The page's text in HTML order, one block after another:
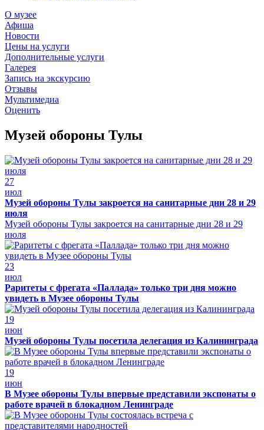
О музее
Афиша
Новости
Цены на услуги
Дополнительные услуги
Галерея
Запись на экскурсию
Отзывы
Мультимедиа
Оценить
Музей обороны Тулы
27
июл
Музей обороны Тулы закроется на санитарные дни 28 и 29
июля
Музей обороны Тулы закроется на санитарные дни 28 и 29
июля
23
июл
Раритеты с фрегата «Паллада» только три дня можно
увидеть в Музее обороны Тулы
19
июн
Музей обороны Тулы посетила делегация из Калининграда
19
июн
В Музее обороны Тулы впервые представили экспонаты о
работе врачей в блокадном Ленинграде